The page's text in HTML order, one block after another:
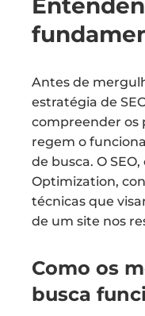
Antes de
estratégia de
compreender os
regem o
de busca. O
Optimization,
técnicas que
de um site nos
Como os
busca